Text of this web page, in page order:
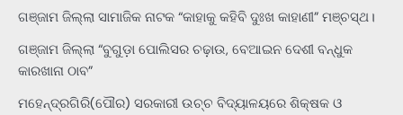
ଗଞ୍ଜାମ ଜିଲ୍ଲା ସାମାଜିକ ନାଟକ “କାହାକୁ କହିବି ଦୁଃଖ କାହାଣୀ” ମଞ୍ଚସ୍ଥ।
ଗଞ୍ଜାମ ଜିଲ୍ଲା “ବୁଗୁଡ଼ା ପୋଲିସର ଚଢ଼ାଉ, ବେଆଇନ ଦେଶୀ ବନ୍ଧୁକ
କାରଖାନା ଠାବ”
ମହେନ୍ଦ୍ରଗିରି(ପୌର) ସରକାରୀ ଉଚ୍ଚ ବିଦ୍ୟାଳୟରେ ଶିକ୍ଷକ ଓ